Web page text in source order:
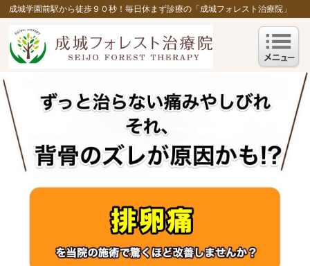
成城学園前駅から徒歩９０秒！毎日休まず診療の「成城フォレスト治療院」